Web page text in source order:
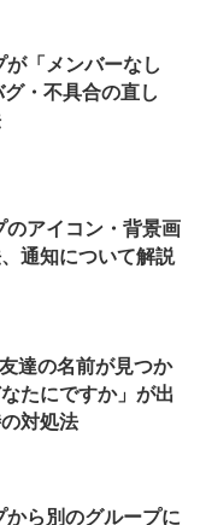
が「メンバーなし
・不具合の直し
のアイコン・背景画
通知について解説
達の名前が見つか
たにですか」が出
対処法
から別のグループに